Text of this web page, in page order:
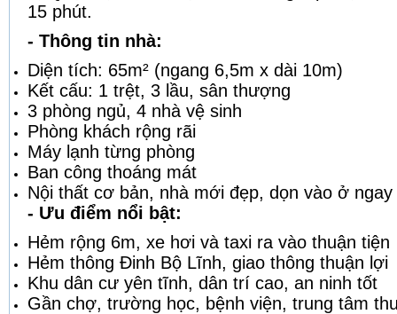
15 phút.
- Thông tin nhà:
Diện tích: 65m² (ngang 6,5m x dài 10m)
Kết cấu: 1 trệt, 3 lầu, sân thượng
3 phòng ngủ, 4 nhà vệ sinh
Phòng khách rộng rãi
Máy lạnh từng phòng
Ban công thoáng mát
Nội thất cơ bản, nhà mới đẹp, dọn vào ở ngay
- Ưu điểm nổi bật:
Hẻm rộng 6m, xe hơi và taxi ra vào thuận tiện
Hẻm thông Đinh Bộ Lĩnh, giao thông thuận lợi
Khu dân cư yên tĩnh, dân trí cao, an ninh tốt
Gần chợ, trường học, bệnh viện, trung tâm